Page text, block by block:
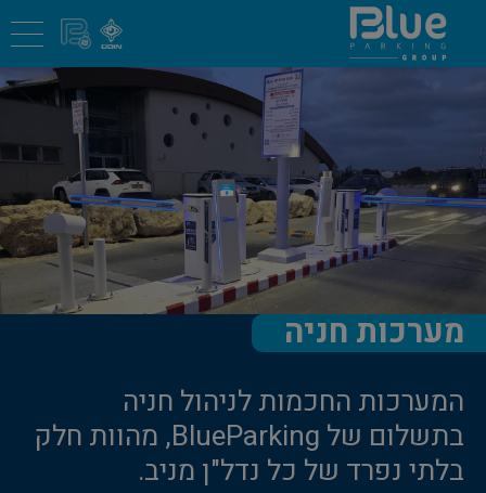
מערכות חניה
המערכות החכמות לניהול חניה
בתשלום של BlueParking, מהוות חלק
בלתי נפרד של כל נדל"ן מניב.